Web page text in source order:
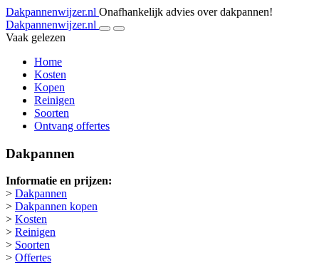
Dakpannenwijzer.nl Onafhankelijk advies over dakpannen!
Dakpannenwijzer.nl
Vaak gelezen
Home
Kosten
Kopen
Reinigen
Soorten
Ontvang offertes
Dakpannen
Informatie en prijzen:
> Dakpannen
> Dakpannen kopen
> Kosten
> Reinigen
> Soorten
> Offertes